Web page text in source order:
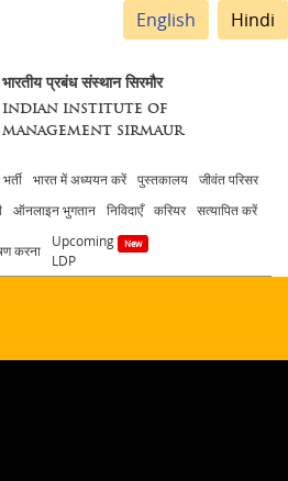
English Hindi
भारतीय प्रबंध संस्थान सिरमौर
INDIAN INSTITUTE OF
MANAGEMENT SIRMAUR
भारत में अध्ययन करें पुस्तकालय
जीवंत परिसर
ऑनलाइन भुगतान निविदाएँ करियर सत्यापित करें
करना
Upcoming
LDP